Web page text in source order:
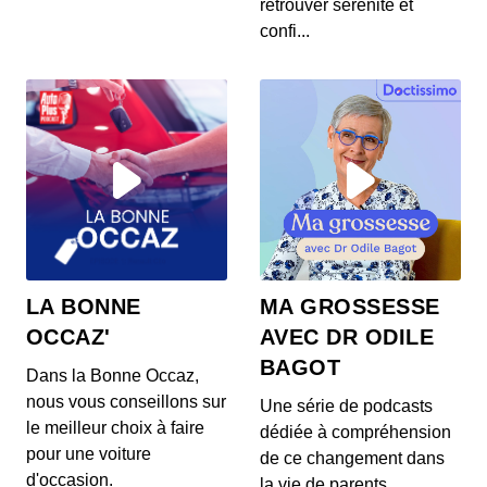
Voyage dans le temps : 6 heures avec
Gad Elmaleh se confie au micro de la journaliste
Laura Tenoudji sur son rapport au temps.
Comment...
Voyage dans le temps : 19 heures avec
Victoria Bedos
00:06:53 - IL Y A 3 ANS
Victoria Bedos se confie au micro de la journaliste
Laura Tenoudji sur son rapport au temps. Comm...
Voyage dans le temps : 23h30 avec
Richard Orlinski
00:07:13 - IL Y A 3 ANS
Richard Orlinski se confie au micro de la
journaliste Laura Tenoudji sur son rapport au
temps. Co...
Voyage dans le temps : 8 heures du
matin avec Pierre Gagnaire
retrouver sérénité et
confi...
LA BONNE
OCCAZ'
Dans la Bonne Occaz,
nous vous conseillons sur
le meilleur choix à faire
pour une voiture
d'occasion.
MA GROSSESSE
AVEC DR ODILE
BAGOT
Une série de podcasts
dédiée à compréhension
de ce changement dans